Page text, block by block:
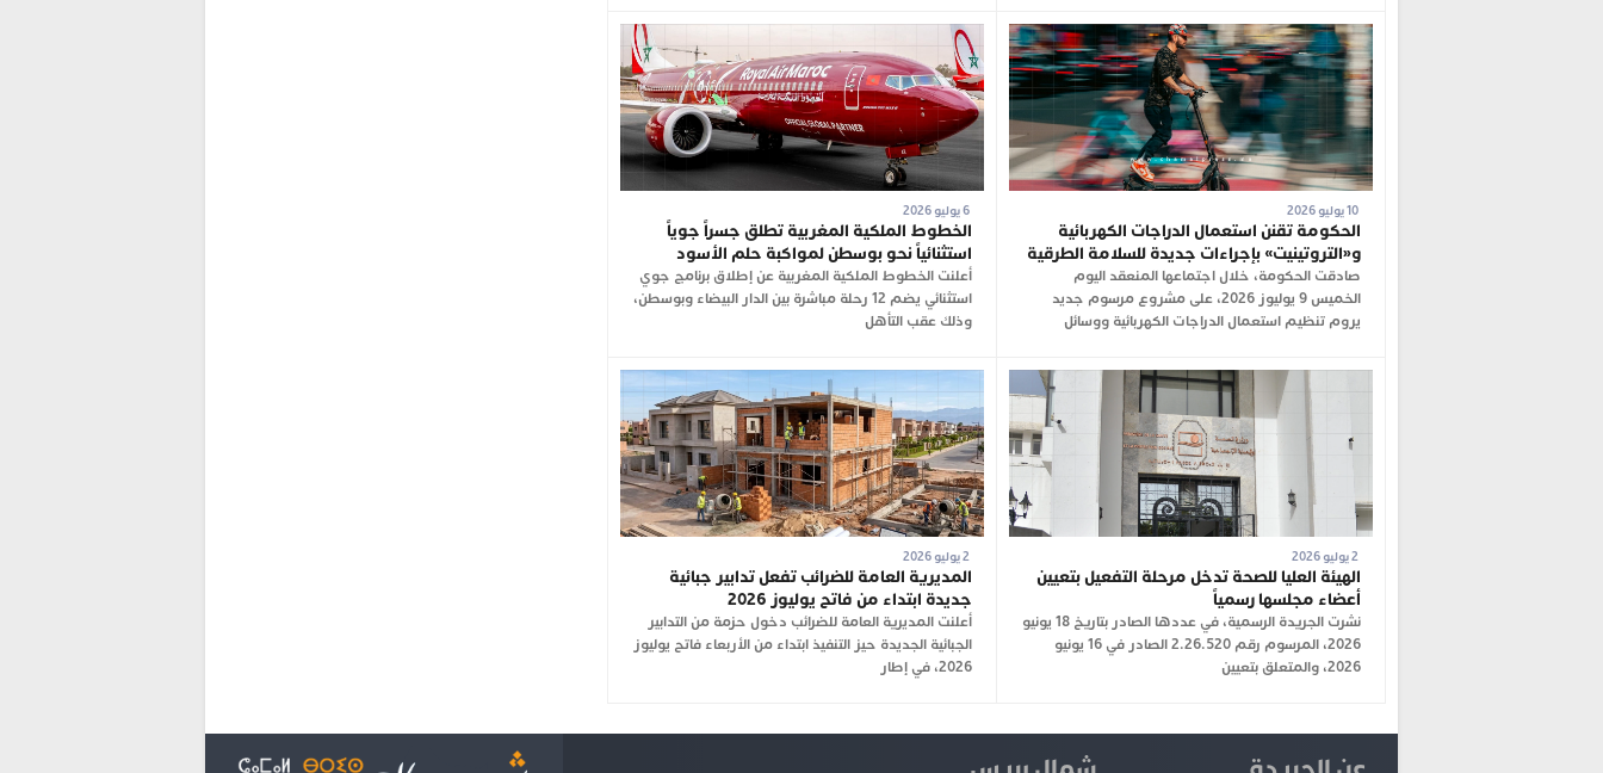
الحكومة تقنن استعمال الدراجات الكهربائية
و«التروتينيت» بإجراءات جديدة للسلامة الطرقية
صادقت الحكومة، خلال اجتماعها المنعقد اليوم
الخميس 9 يوليوز 2026، على مشروع مرسوم جديد
يروم تنظيم استعمال الدراجات الكهربائية ووسائل
6 يوليو 2026
الخطوط الملكية المغربية تطلق جسراً جوياً
استثنائياً نحو بوسطن لمواكبة حلم الأسود
أعلنت الخطوط الملكية المغربية عن إطلاق برنامج جوي
استثنائي يضم 12 رحلة مباشرة بين الدار البيضاء وبوسطن،
وذلك عقب التأهل
الهيئة العليا للصحة تدخل مرحلة التفعيل بتعيين
أعضاء مجلسها رسمياً
نشرت الجريدة الرسمية، في عددها الصادر بتاريخ 18 يونيو
2026، المرسوم رقم 2.26.520 الصادر في 16 يونيو
2026، والمتعلق بتعيين
2 يوليو 2026
المديرية العامة للضرائب تفعل تدابير جبائية
جديدة ابتداء من فاتح يوليوز 2026
أعلنت المديرية العامة للضرائب دخول حزمة من التدابير
الجبائية الجديدة حيز التنفيذ ابتداء من الأربعاء فاتح يوليوز
2026، في إطار